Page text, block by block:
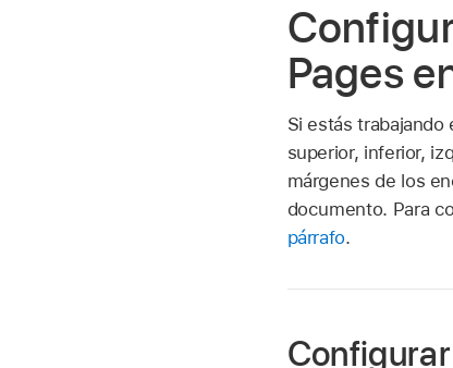
Pages
Si estás
superior, inferior,
márgenes de los
documento. Para
párrafo.